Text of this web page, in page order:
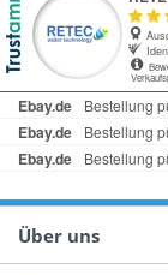
Über uns